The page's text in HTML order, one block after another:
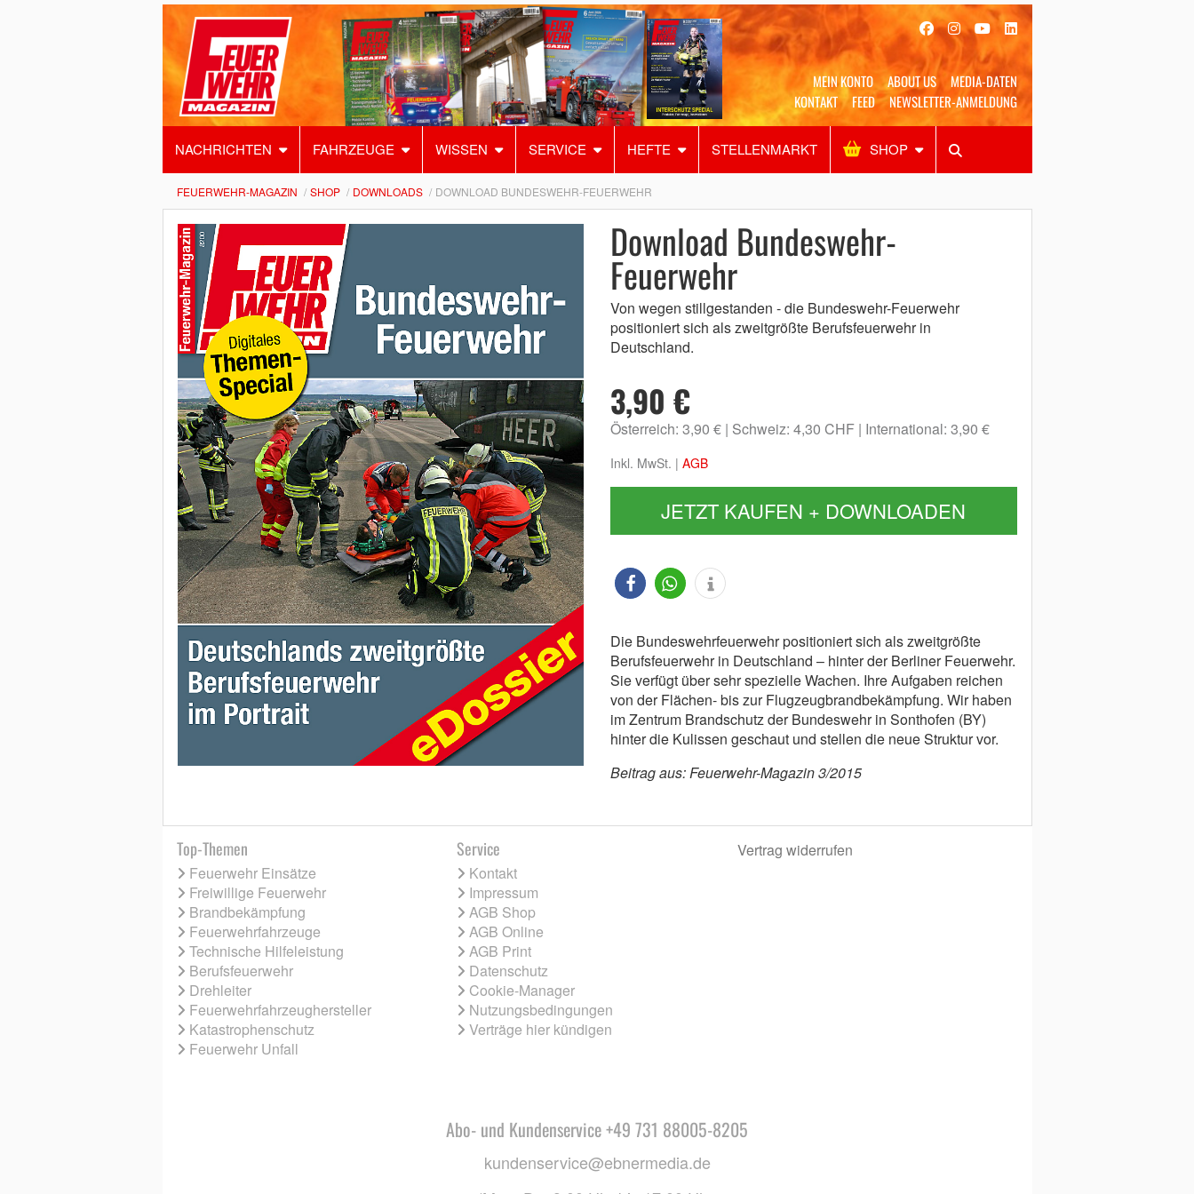
MEIN KONTO ABOUT US
MEDIA-DATEN
KONTAKT
FEED NEWSLETTER-ANMELDUNG
NACHRICHTEN FAHRZEUGE WISSEN SERVICE HEFTE STELLENMARKT SHOP
Alles Shop SUCHEN
FEUERWEHR-MAGAZIN SHOP DOWNLOADS DOWNLOAD BUNDESWEHR-FEUERWEHR
Download Bundeswehr-
Feuerwehr
Von wegen stillgestanden - die Bundeswehr-Feuerwehr
positioniert sich als zweitgrößte Berufsfeuerwehr in
Deutschland.
3,90 €
Österreich: 3,90 € Schweiz: 4,30 CHF International: 3,90 €
Inkl. MwSt. | AGB
JETZT KAUFEN + DOWNLOADEN
Die Bundeswehrfeuerwehr positioniert sich als zweitgrößte
Berufsfeuerwehr in Deutschland – hinter der Berliner Feuerwehr.
Sie verfügt über sehr spezielle Wachen. Ihre Aufgaben reichen
von der Flächen- bis zur Flugzeugbrandbekämpfung. Wir haben
im Zentrum Brandschutz der Bundeswehr in Sonthofen (BY)
hinter die Kulissen geschaut und stellen die neue Struktur vor.
Beitrag aus: Feuerwehr-Magazin 3/2015
Top-Themen
Feuerwehr Einsätze
Freiwillige Feuerwehr
Brandbekämpfung
Feuerwehrfahrzeuge
Technische Hilfeleistung
Berufsfeuerwehr
Drehleiter
Feuerwehrfahrzeughersteller
Katastrophenschutz
Feuerwehr Unfall
Service
Kontakt
Impressum
AGB Shop
AGB Online
AGB Print
Datenschutz
Cookie-Manager
Nutzungsbedingungen
Verträge hier kündigen
Vertrag widerrufen
Abo- und Kundenservice +49 731 88005-8205
kundenservice@ebnermedia.de